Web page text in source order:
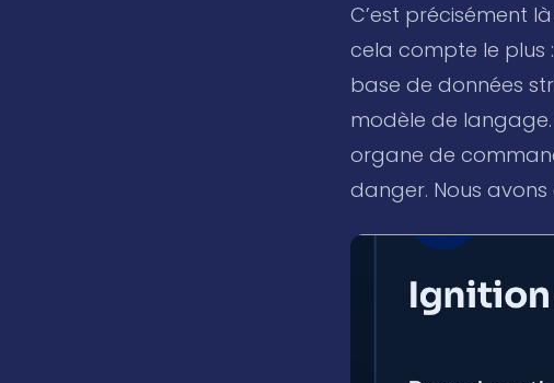
C’est précisément
cela compte le plus
base de données
modèle de
organe de
danger. Nous avons